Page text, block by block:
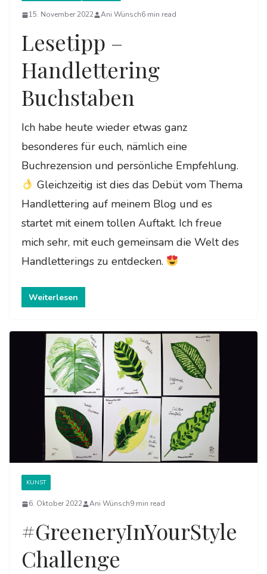
15. November 2022 Ani Wünsch6 min read
Lesetipp –
Handlettering
Buchstaben
Ich habe heute wieder etwas ganz
besonderes für euch, nämlich eine
Buchrezension und persönliche Empfehlung.
Gleichzeitig ist dies das Debüt vom Thema
Handlettering auf meinem Blog und es
startet mit einem tollen Auftakt. Ich freue
mich sehr, mit euch gemeinsam die Welt des
Handletterings zu entdecken.
Weiterlesen
KUNST
6. Oktober 2022 Ani Wünsch9 min read
#GreeneryInYourStyle
Challenge